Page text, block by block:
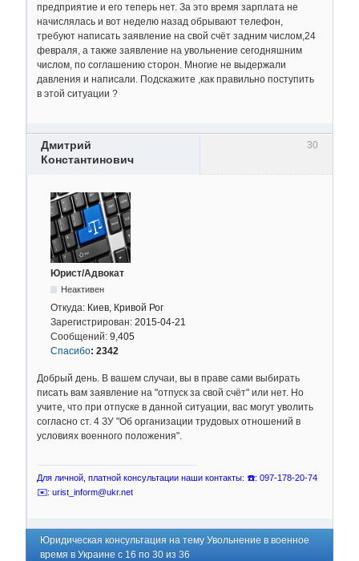
предприятие и его теперь нет. За это время зарплата не
начислялась и вот неделю назад обрывают телефон,
требуют написать заявление на свой счёт задним числом,24
февраля, а также заявление на увольнение сегодняшним
числом, по соглашению сторон. Многие не выдержали
давления и написали. Подскажите ,как правильно поступить
в этой ситуации ?
30
Дмитрий
Константинович
Юрист/Адвокат
Неактивен
Откуда: Киев, Кривой Рог
Зарегистрирован: 2015-04-21
Сообщений: 9,405
Спасибо: 2342
Добрый день. В вашем случаи, вы в праве сами выбирать
писать вам заявление на "отпуск за свой счёт" или нет. Но
учите, что при отпуске в данной ситуации, вас могут уволить
согласно ст. 4 ЗУ "Об организации трудовых отношений в
условиях военного положения".
Для личной, платной консультации наши контакты: ☎️: 097-178-20-74
✉️: urist_inform@ukr.net
Юридическая консультация на тему Увольнение в военное
время в Украине с 16 по 30 из 36